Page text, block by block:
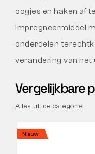
oogjes en haken af
impregneermiddel
onderdelen
verandering van het
Vergelijkbare
Alles uit de categorie
Nieuw